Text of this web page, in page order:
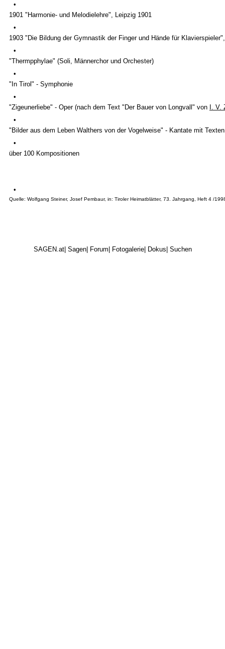
•
1901 "Harmonie- und Melodielehre", Leipzig 1901
•
1903 "Die Bildung der Gymnastik der Finger und Hände für
•
"Thermpphylae" (Soli, Männerchor und Orchester)
•
"In Tirol" - Symphonie
•
"Zigeunerliebe" - Oper (nach dem Text "Der Bauer von Longvall" von I. V.
•
"Bilder aus dem Leben Walthers von der Vogelweise" - Kantate mit
•
über 100 Kompositionen
•
Quelle: Wolfgang Steiner, Josef Pembaur, in: Tiroler Heimatblätter, 73. Jahrgang, Heft 4 /
SAGEN.at| Sagen| Forum Fotogalerie| Dokus Suchen